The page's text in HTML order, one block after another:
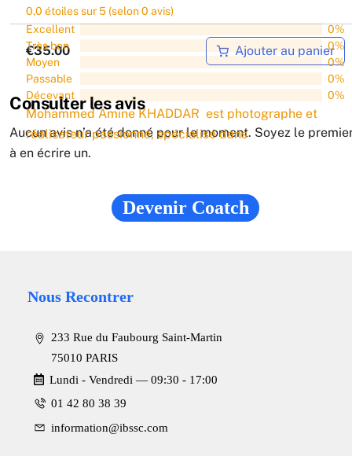
0,0 étoiles sur 5 (selon 0 avis)
Excellent
0%
Très bon
0%
Moyen
0%
Passable
0%
Décevant
0%
Mohammed Amine KHADDAR est photographe et
réalisateur passionné, spécialisé dans
€35.00 Ajouter au panier
Consulter les avis
Aucun avis n’a été donné pour le moment. Soyez le
à en écrire un.
Devenir Coatch
Nous Recontrer
233 Rue du Faubourg Saint-Martin
75010 PARIS
Lundi - Vendredi ― 09:30 - 17:00
01 42 80 38 39
information@ibssc.com